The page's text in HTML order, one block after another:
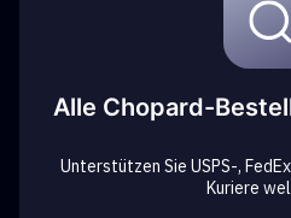
Alle Chopard-
Unterstützen Sie USPS-,
Kuriere